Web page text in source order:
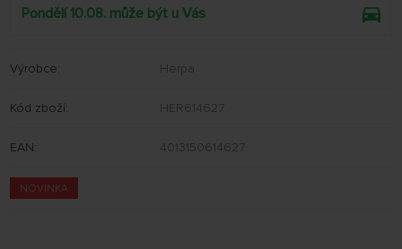
Pondělí 10.08. může být u Vás
Výrobce: Herpa
Kód zboží: HER614627
EAN: 4013150614627
NOVINKA